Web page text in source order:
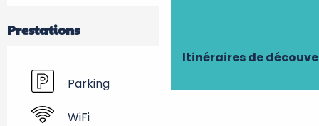
Itinéraires de
Prestations
Parking
WiFi